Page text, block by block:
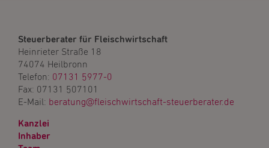
Steuerberater für Fleischwirtschaft
Heinrieter Straße 18
74074 Heilbronn
Telefon: 07131 5977-0
Fax: 07131 507101
E-Mail: beratung@fleischwirtschaft-steuerberater.de
Kanzlei
Inhaber